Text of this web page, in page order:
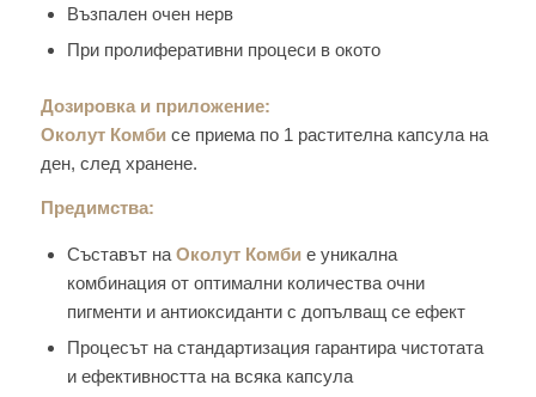
Възпален очен нерв
При пролиферативни процеси в окото
Дозировка и приложение:
Околут Комбисе приема по 1 растителна капсула на
ден, след хранене.
Предимства:
Съставът на Околут Комбие уникална
комбинация от оптимални количества очни
пигменти и антиоксиданти с допълващ се ефект
Процесът на стандартизация гарантира чистотата
и ефективността на всяка капсула